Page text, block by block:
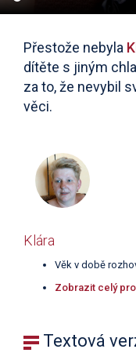
Přestože nebyla
dítěte s jiným
za to, že nevybil
věci.
Klára
Věk v době
Zobrazit celý
Textová